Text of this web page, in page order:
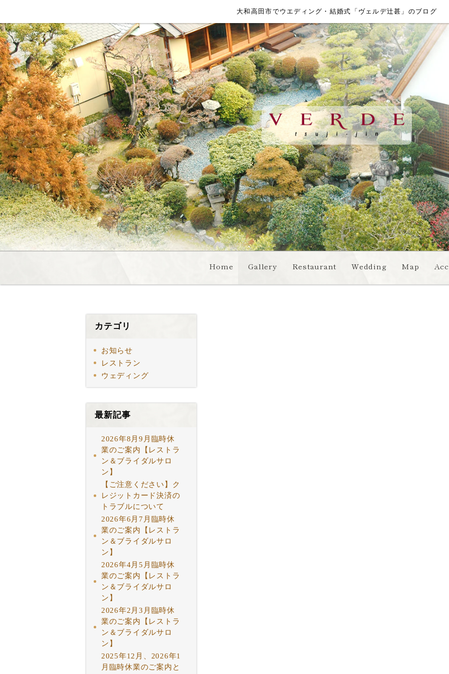
大和高田市でウエディング・結婚式「ヴェルデ辻甚」のブログ
Home Gallery Restaurant Wedding Map
カテゴリ
お知らせ
レストラン
ウェディング
最新記事
2026年8月9月臨時休
業のご案内【レストラ
ン＆ブライダルサロ
ン】
【ご注意ください】ク
レジットカード決済の
トラブルについて
2026年6月7月臨時休
業のご案内【レストラ
ン＆ブライダルサロ
ン】
2026年4月5月臨時休
業のご案内【レストラ
ン＆ブライダルサロ
ン】
2026年2月3月臨時休
業のご案内【レストラ
ン＆ブライダルサロ
ン】
2025年12月、2026年1
月臨時休業のご案内と